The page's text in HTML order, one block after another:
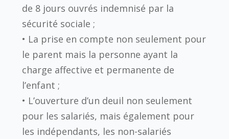
de 8 jours ouvrés indemnisé par la
sécurité sociale ;
• La prise en compte non seulement pour
le parent mais la personne ayant la
charge affective et permanente de
l’enfant ;
• L’ouverture d’un deuil non seulement
pour les salariés, mais également pour
les indépendants, les non-salariés